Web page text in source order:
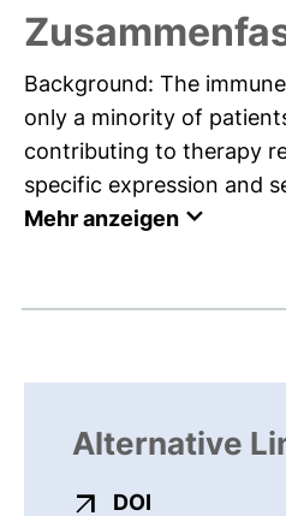
Background: The
only a minority of
contributing to therapy
specific expression and
Mehr anzeigen
Alternative
DOI